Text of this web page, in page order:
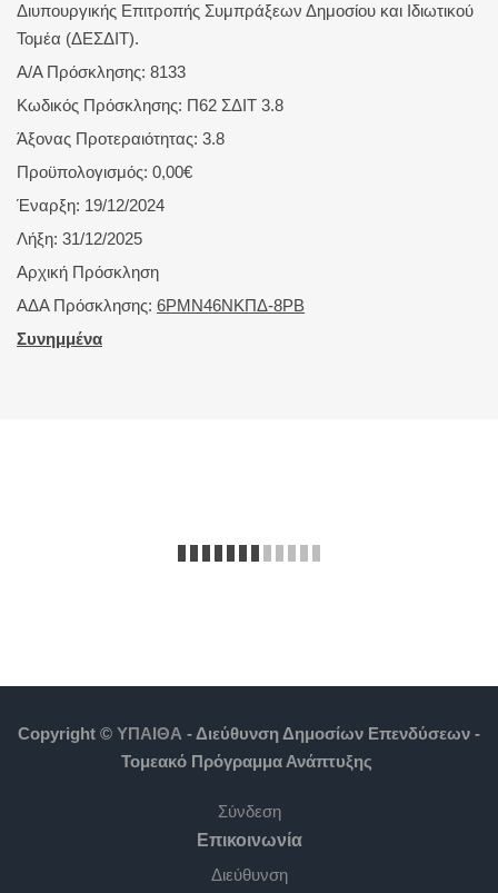
Διυπουργικής Επιτροπής Συμπράξεων Δημοσίου και Ιδιωτικού
Τομέα (ΔΕΣΔΙΤ).
Α/Α Πρόσκλησης: 8133
Κωδικός Πρόσκλησης: Π62 ΣΔΙΤ 3.8
Άξονας Προτεραιότητας: 3.8
Προϋπολογισμός: 0,00€
Έναρξη: 19/12/2024
Λήξη: 31/12/2025
Αρχική Πρόσκληση
ΑΔΑ Πρόσκλησης: 6ΡΜΝ46ΝΚΠΔ-8ΡΒ
Συνημμένα
Copyright © ΥΠΑΙΘΑ - Διεύθυνση Δημοσίων Επενδύσεων -
Τομεακό Πρόγραμμα Ανάπτυξης
Σύνδεση
Επικοινωνία
Διεύθυνση